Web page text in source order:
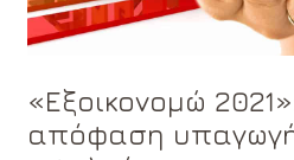
«Εξοικονομώ
απόφαση